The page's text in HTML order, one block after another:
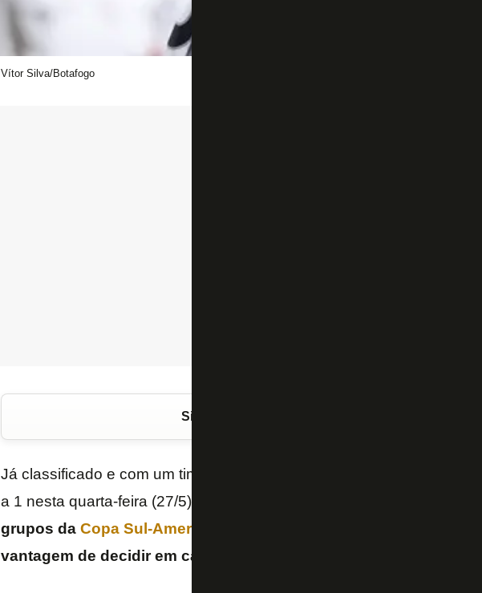
Vítor Silva/Botafogo
Siga o FogãoNET
Já classificado e com um time reserva, o
a 1 nesta quarta-feira (27/5), na Venezuela, e garantiu a
grupos da Copa Sul-Americana
vantagem de decidir em casa no mata-mata até as semifinais